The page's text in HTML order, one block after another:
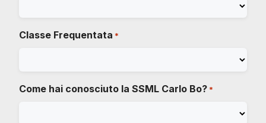
Classe Frequentata *
Come hai conosciuto la SSML Carlo Bo? *